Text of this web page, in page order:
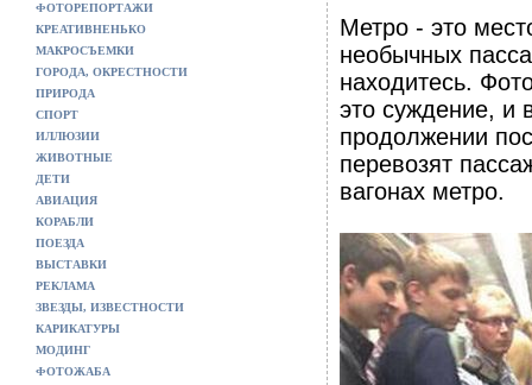
ФОТОРЕПОРТАЖИ
КРЕАТИВНЕНЬКО
МАКРОСЪЕМКИ
ГОРОДА, ОКРЕСТНОСТИ
ПРИРОДА
СПОРТ
ИЛЛЮЗИИ
ЖИВОТНЫЕ
ДЕТИ
АВИАЦИЯ
КОРАБЛИ
ПОЕЗДА
ВЫСТАВКИ
РЕКЛАМА
ЗВЕЗДЫ, ИЗВЕСТНОСТИ
КАРИКАТУРЫ
МОДИНГ
ФОТОЖАБА
Метро - это
необычных
находитесь.
это суждение, и
продолжении
перевозят
вагонах метро.